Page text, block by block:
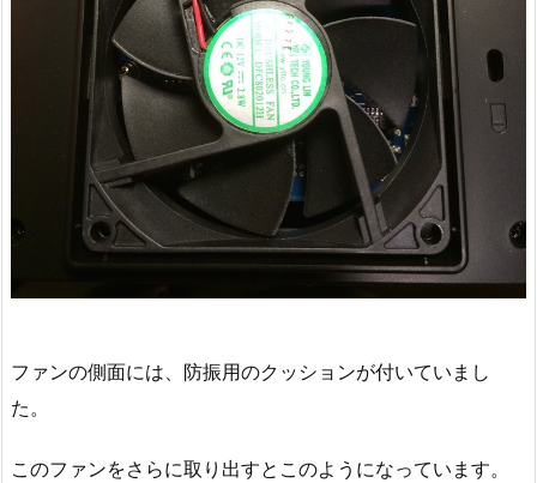
ファンの側面には、防振用のクッションが付いていまし
た。
このファンをさらに取り出すとこのようになっています。